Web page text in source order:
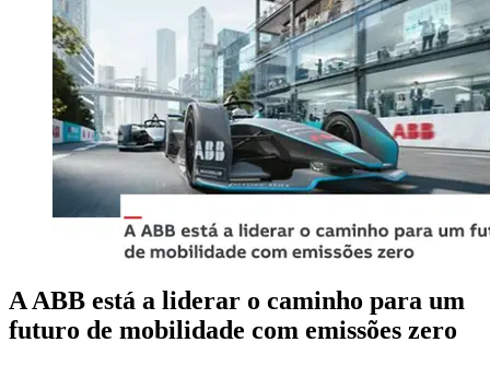
A ABB está a liderar o caminho para um
futuro de mobilidade com emissões zero